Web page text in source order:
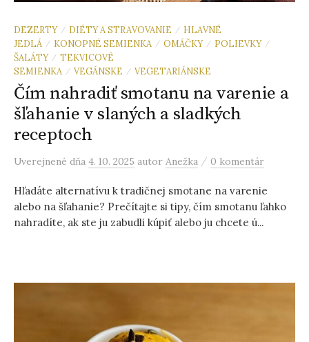
DEZERTY / DIÉTY A STRAVOVANIE / HLAVNÉ
JEDLÁ
/ KONOPNÉ SEMIENKA / OMÁČKY / POLIEVKY /
ŠALÁTY / TEKVICOVÉ
SEMIENKA
/ VEGÁNSKE / VEGETARIÁNSKE
Čím nahradiť smotanu na varenie a
šľahanie v slaných a sladkých
receptoch
Uverejnené dňa 4. 10. 2025 autor Anežka / 0 komentár
Hľadáte alternatívu k tradičnej smotane na varenie
alebo na šľahanie? Prečítajte si tipy, čím smotanu ľahko
nahradíte, ak ste ju zabudli kúpiť alebo ju chcete ú...